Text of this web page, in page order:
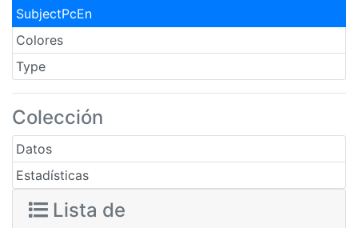
SubjectPcEn
Colores
Type
Colección
Datos
Estadísticas
Lista de